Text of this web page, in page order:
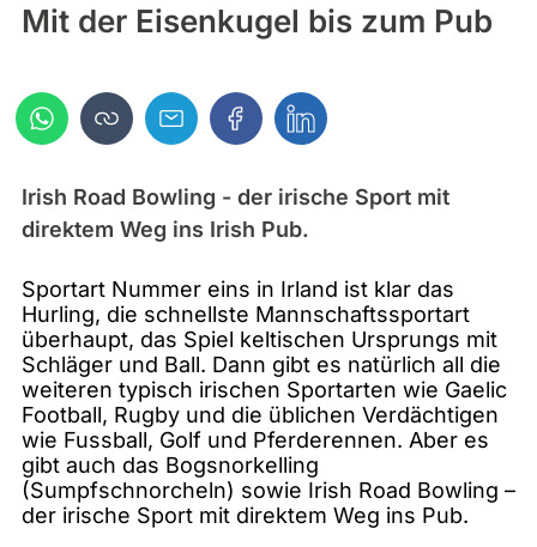
Mit der Eisenkugel bis zum Pub
Irish Road Bowling - der irische Sport mit
direktem Weg ins Irish Pub.
Sportart Nummer eins in Irland ist klar das
Hurling, die schnellste Mannschaftssportart
überhaupt, das Spiel keltischen Ursprungs mit
Schläger und Ball. Dann gibt es natürlich all die
weiteren typisch irischen Sportarten wie Gaelic
Football, Rugby und die üblichen Verdächtigen
wie Fussball, Golf und Pferderennen. Aber es
gibt auch das Bogsnorkelling
(Sumpfschnorcheln) sowie Irish Road Bowling –
der irische Sport mit direktem Weg ins Pub.